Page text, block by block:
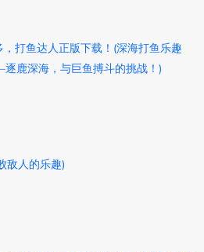
打鱼达人正版下载！(深海打鱼乐趣
鹿深海，与巨鱼搏斗的挑战！)
敌人的乐趣)